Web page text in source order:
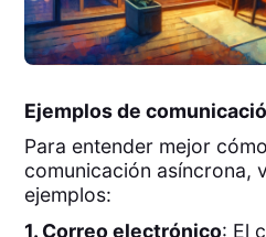
Ejemplos de
Para entender mejor
comunicación asíncrona,
ejemplos:
1. Correo electrónico: El